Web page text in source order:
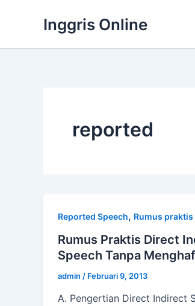
Inggris Online
reported
Reported Speech, Rumus praktis
Rumus Praktis Direct
Speech Tanpa
admin / Februari 9, 2013
A. Pengertian Direct Indirect